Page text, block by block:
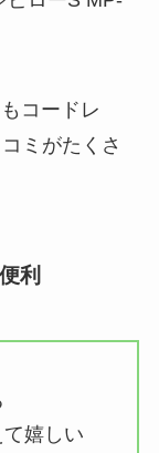
コードレ
ミがたくさ
利
嬉しい